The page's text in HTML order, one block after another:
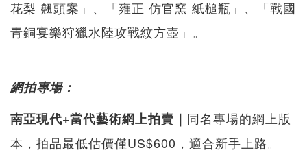
花梨 翹頭案」、「雍正 仿官窯 紙槌瓶」、「戰國
青銅宴樂狩獵水陸攻戰紋方壺」。
網拍專場：
南亞現代+當代藝術網上拍賣｜ 同名專場的網上版
本，拍品最低估價僅US$600，適合新手上路。